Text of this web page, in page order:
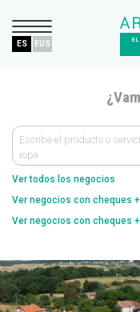
ES EUS
Escribe el producto o
ropa
Ver todos los negocios
Ver negocios con cheques
Ver negocios con cheques